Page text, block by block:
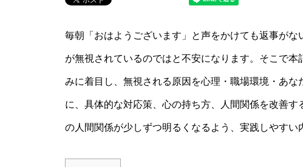
毎朝「おはようございます」と声をかけても返事が
が無視されているのではと不安になります。そこで
みに着目し、無視される原因を心理・職場環境・あ
に、具体的な対応策、心の持ち方、人間関係を改善
の人間関係が少しずつ明るくなるよう、実践しやすい